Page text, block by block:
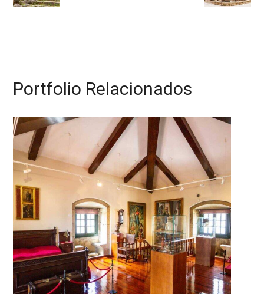
Portfolio Relacionados